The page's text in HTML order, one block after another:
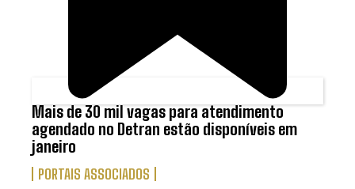
Mais de 30 mil vagas para atendimento
agendado no Detran estão disponíveis em
janeiro
PORTAIS ASSOCIADOS